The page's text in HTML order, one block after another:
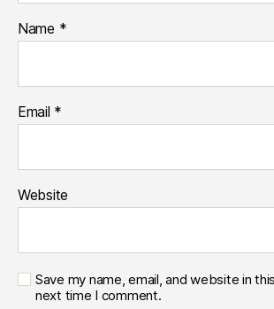
Name *
Email *
Website
Save my name, email, and website in
next time I comment.